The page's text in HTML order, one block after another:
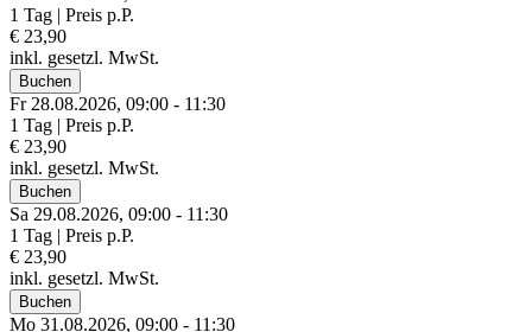
1 Tag | Preis p.P.
€ 23,90
inkl. gesetzl. MwSt.
Buchen
Fr 28.08.2026, 09:00 - 11:30
1 Tag | Preis p.P.
€ 23,90
inkl. gesetzl. MwSt.
Buchen
Sa 29.08.2026, 09:00 - 11:30
1 Tag | Preis p.P.
€ 23,90
inkl. gesetzl. MwSt.
Buchen
Mo 31.08.2026, 09:00 - 11:30